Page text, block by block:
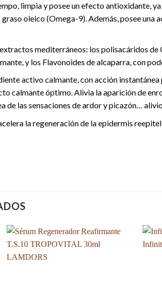
limpia y posee un efecto antioxidante,
oleico (Omega-9). Además, posee
mediterráneos: los polisacáridos
y los Flavonoides de alcaparra, con
activo calmante, con acción
calmante óptimo. Alivia la aparición de
de las sensaciones de ardor y picazón…
la regeneración de la epidermis